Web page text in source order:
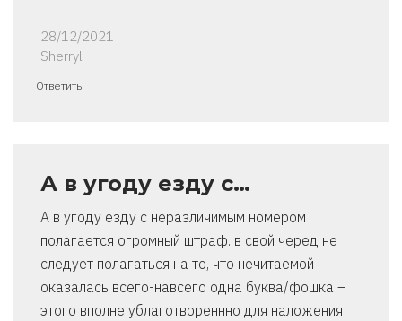
28/12/2021
Sherryl
Ответить
А в угоду езду с…
А в угоду езду с неразличимым номером
полагается огромный штраф. в свой черед не
следует полагаться на то, что нечитаемой
оказалась всего-навсего одна буква/фошка –
этого вполне ублаготвореннно для наложения